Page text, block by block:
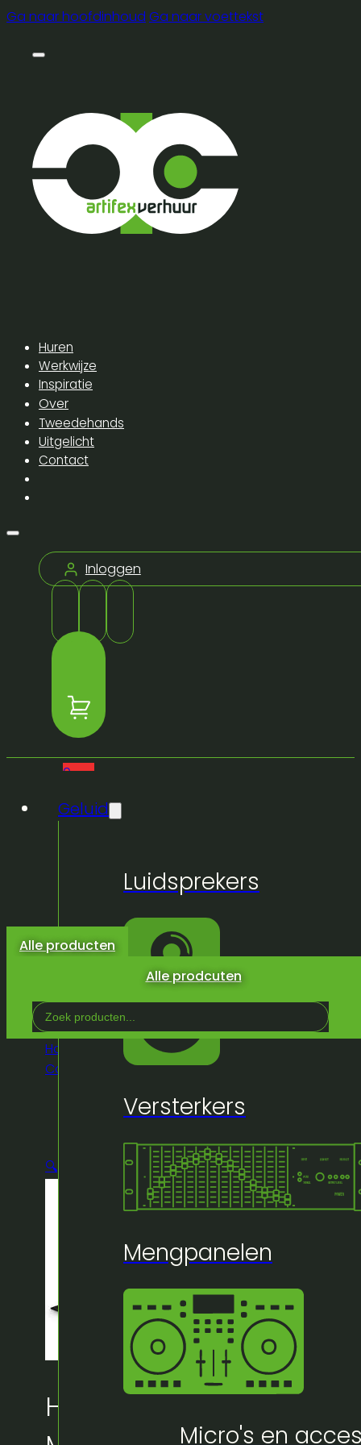
Ga naar hoofdinhoud Ga naar voettekst
Huren
Werkwijze
Inspiratie
Over
Tweedehands
Uitgelicht
Contact
Alle prodcuten
Inloggen
0
producten
winkelwagen.
Geluid
Luidsprekers
Versterkers
Mengpanelen
Micro's en
Alle producten
Search
...
Home
Winkel Licht & Effeckten
Co², effecten /Co²/Magic fx co² jet shooter
🔍
Huur bij Artifex: